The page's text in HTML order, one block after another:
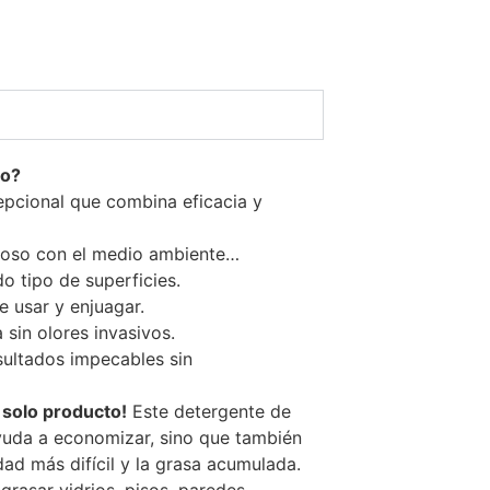
que combina eficacia y
con el medio ambiente…
tipo de superficies.
usar y enjuagar.
sin olores invasivos.
impecables sin
producto! Este detergente de
a economizar, sino que también
más difícil y la grasa acumulada.